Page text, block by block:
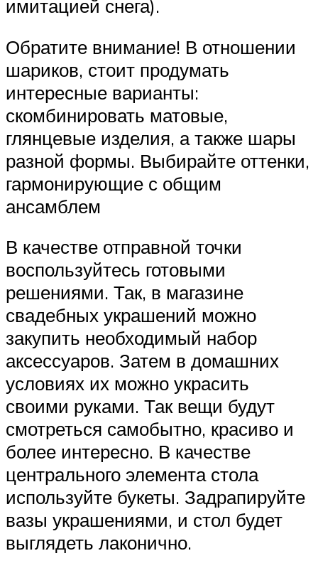
имитацией снега).
Обратите внимание! В отношении
шариков, стоит продумать
интересные варианты:
скомбинировать матовые,
глянцевые изделия, а также шары
разной формы. Выбирайте оттенки,
гармонирующие с общим
ансамблем
В качестве отправной точки
воспользуйтесь готовыми
решениями. Так, в магазине
свадебных украшений можно
закупить необходимый набор
аксессуаров. Затем в домашних
условиях их можно украсить
своими руками. Так вещи будут
смотреться самобытно, красиво и
более интересно. В качестве
центрального элемента стола
используйте букеты. Задрапируйте
вазы украшениями, и стол будет
выглядеть лаконично.